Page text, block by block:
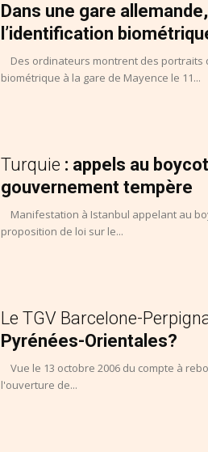
Dans une gare
l’identification
Des ordinateurs montrent des portraits
biométrique à la gare de Mayence le 11...
Turquie : appels au
gouvernement tempère
Manifestation à Istanbul appelant au
proposition de loi sur le...
Le TGV Barcelone-
Pyrénées-Orientales?
Vue le 13 octobre 2006 du compte à
l'ouverture de...